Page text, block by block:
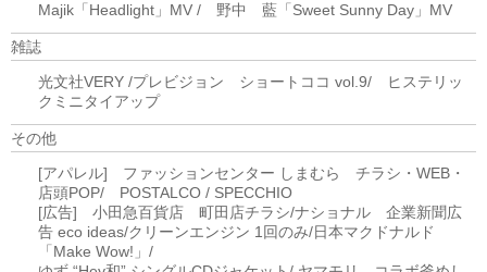
Majik「Headlight」MV / 野中 藍「Sweet Sunny Day」MV
雑誌
光文社VERY /プレビジョン ショートココ vol.9/ ヒステリッ
クミニタイアップ
その他
[アパレル] ファッションセンター しまむら チラシ・WEB・
店頭POP/ POSTALCO / SPECCHIO
[広告] 小田急百貨店 町田店チラシ/ナショナル 企業新聞広
告 eco ideas/クリーンエンジン 1回のみ/日本マクドナルド
「Make Wow!」/